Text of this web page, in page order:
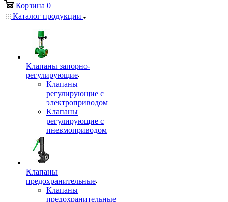
Корзина 0
Каталог продукции
Клапаны запорно-
регулирующие
Клапаны
регулирующие с
электроприводом
Клапаны
регулирующие с
пневмоприводом
Клапаны
предохранительные
Клапаны
предохранительные